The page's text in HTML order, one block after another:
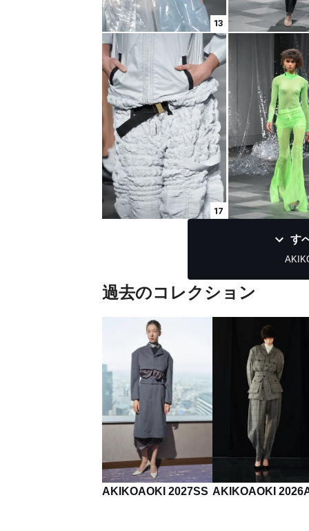
13
17
す
過去のコレクション
AKIKOAOKI 2027SS AKIKOAOKI